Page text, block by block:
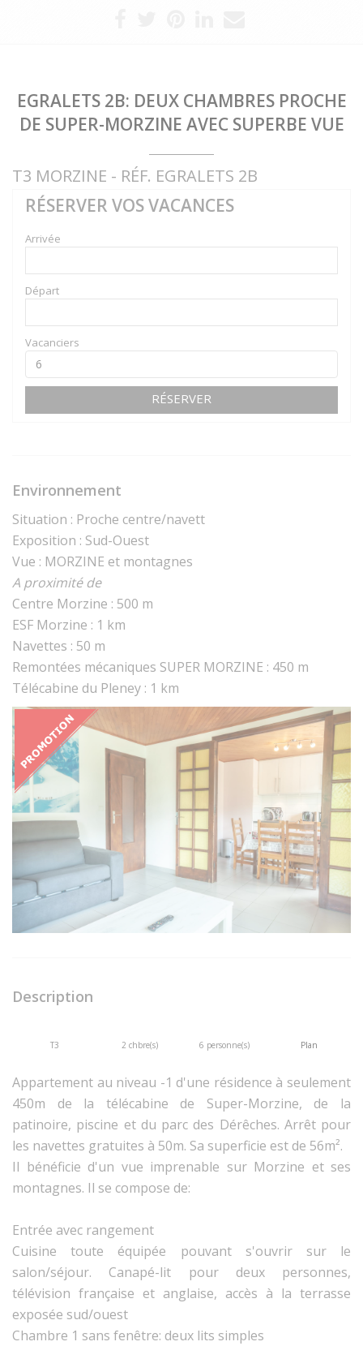
EGRALETS 2B: DEUX CHAMBRES PROCHE
DE SUPER-MORZINE AVEC SUPERBE VUE
T3 MORZINE - RÉF. EGRALETS 2B
RÉSERVER VOS VACANCES
Arrivée
Départ
Vacanciers
RÉSERVER
Environnement
Situation : Proche centre/navett
Exposition : Sud-Ouest
Vue : MORZINE et montagnes
A proximité de
Centre Morzine : 500 m
ESF Morzine : 1 km
Navettes : 50 m
Remontées mécaniques SUPER MORZINE : 450 m
Télécabine du Pleney : 1 km
Description
T3 2 chbre(s) 6 personne(s) Plan
Appartement au niveau -1 d'une résidence à seulement
450m de la télécabine de Super-Morzine, de la
patinoire, piscine et du parc des Dérêches. Arrêt pour
les navettes gratuites à 50m. Sa superficie est de 56m².
Il bénéficie d'un vue imprenable sur Morzine et ses
montagnes. Il se compose de:
Entrée avec rangement
Cuisine toute équipée pouvant s'ouvrir sur le
salon/séjour. Canapé-lit pour deux personnes,
télévision française et anglaise, accès à la terrasse
exposée sud/ouest
Chambre 1 sans fenêtre: deux lits simples